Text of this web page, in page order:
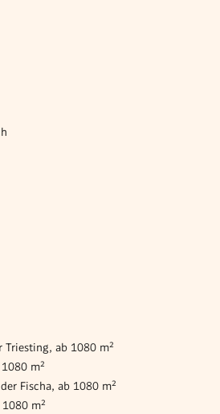
Triesting, ab 1080 m²
m²
Fischa, ab 1080 m²
m²